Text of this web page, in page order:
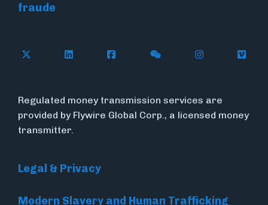
fraude
Follow Flywire on X (formerly Twitter)
Connect with Flywire on LinkedIn
Connect with Flywire on
Follow Flywire on
Follow
Regulated money transmission services are
provided by Flywire Global Corp., a licensed money
transmitter.
Legal & Privacy
Modern Slavery and Human Trafficking